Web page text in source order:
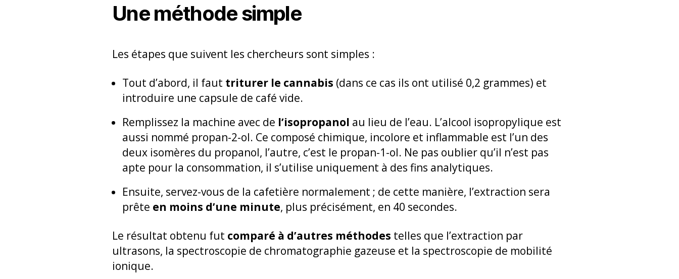
Une méthode simple
Les étapes que suivent les chercheurs sont simples :
Tout d’abord, il faut triturer le cannabis (dans ce cas ils ont utilisé 0,2 grammes) et
introduire une capsule de café vide.
Remplissez la machine avec de l’isopropanol au lieu de l’eau. L’alcool isopropylique est
aussi nommé propan-2-ol. Ce composé chimique, incolore et inflammable est l’un des
deux isomères du propanol, l’autre, c’est le propan-1-ol. Ne pas oublier qu’il n’est pas
apte pour la consommation, il s’utilise uniquement à des fins analytiques.
Ensuite, servez-vous de la cafetière normalement ; de cette manière, l’extraction sera
prête en moins d’une minute, plus précisément, en 40 secondes.
Le résultat obtenu fut comparé à d’autres méthodes telles que l’extraction par
ultrasons, la spectroscopie de chromatographie gazeuse et la spectroscopie de mobilité
ionique.